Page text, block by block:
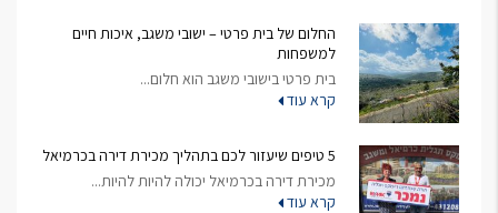
החלום של בית פרטי – ישובי משגב, איכות חיים
למשפחות
בית פרטי בישובי משגב הוא חלום...
קרא עוד
5 טיפים שיעזור לכם בתהליך מכירת דירה בכרמיאל
מכירת דירה בכרמיאל יכולה להיות להיות...
קרא עוד